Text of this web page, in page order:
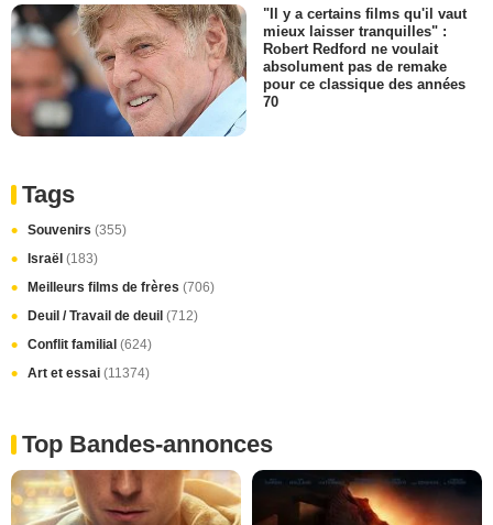
"Il y a certains films qu'il vaut
mieux laisser tranquilles" :
Robert Redford ne voulait
absolument pas de remake
pour ce classique des années
70
Tags
Souvenirs (355)
Israël (183)
Meilleurs films de frères (706)
Deuil / Travail de deuil (712)
Conflit familial (624)
Art et essai (11374)
Top Bandes-annonces